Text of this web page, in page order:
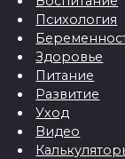
Психология
Здоровье
Питание
Развитие
Уход
Видео